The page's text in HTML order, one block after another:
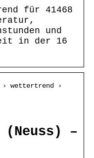
für 41468
und
in der 16
wettertrend ›
(Neuss) –